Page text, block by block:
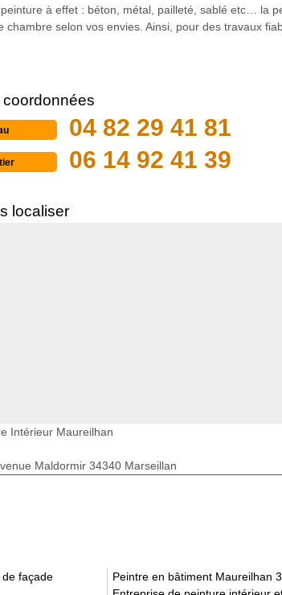
à effet : béton, métal, pailleté, sablé etc… la
selon vos envies. Ainsi, pour des travaux
coordonnées
04 82 29 41 81
06 14 92 41 39
localiser
Intérieur Maureilhan
Maldormir 34340 Marseillan
façade
Peintre en bâtiment Maureilhan